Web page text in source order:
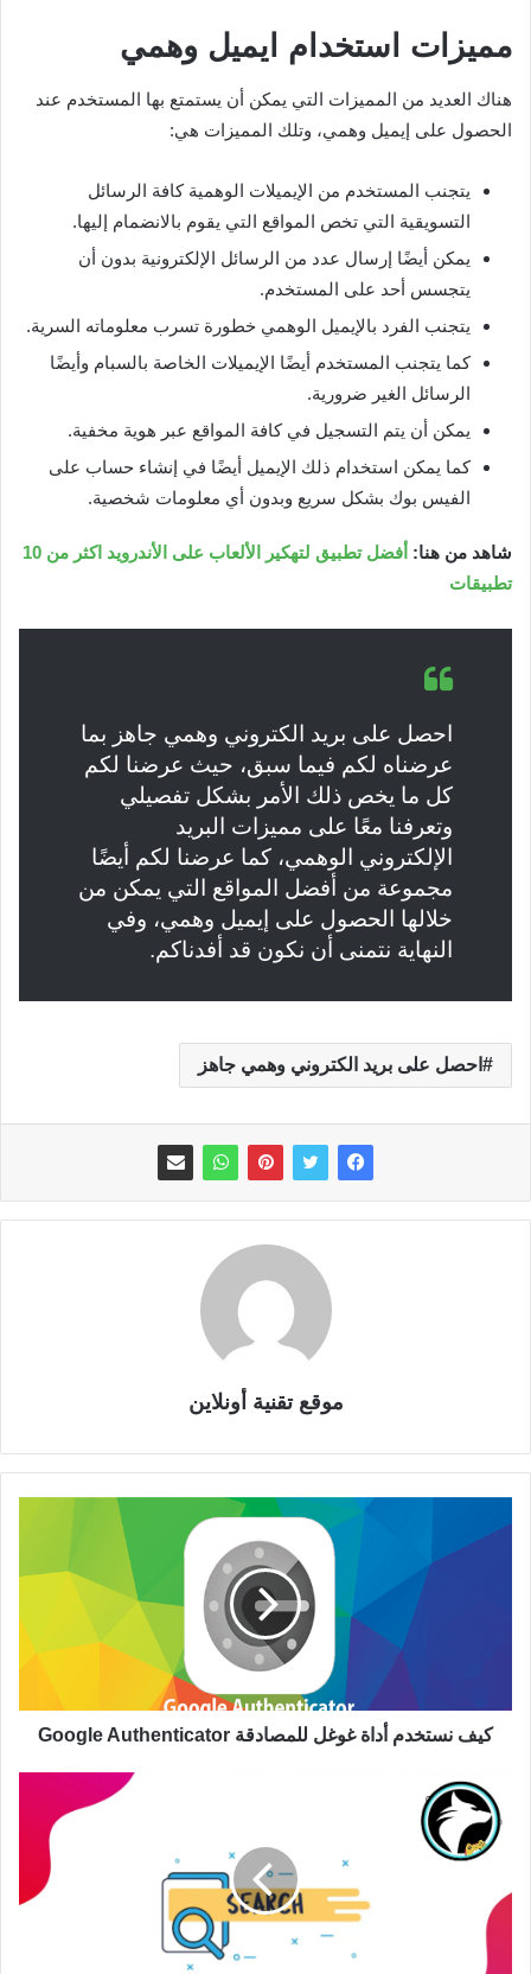
مميزات استخدام ايميل وهمي
هناك العديد من المميزات التي يمكن أن يستمتع بها المستخدم عند
الحصول على إيميل وهمي، وتلك المميزات هي:
يتجنب المستخدم من الإيميلات الوهمية كافة الرسائل
التسويقية التي تخص المواقع التي يقوم بالانضمام إليها.
يمكن أيضًا إرسال عدد من الرسائل الإلكترونية بدون أن
يتجسس أحد على المستخدم.
يتجنب الفرد بالإيميل الوهمي خطورة تسرب معلوماته السرية.
كما يتجنب المستخدم أيضًا الإيميلات الخاصة بالسبام وأيضًا
الرسائل الغير ضرورية.
يمكن أن يتم التسجيل في كافة المواقع عبر هوية مخفية.
كما يمكن استخدام ذلك الإيميل أيضًا في إنشاء حساب على
الفيس بوك بشكل سريع وبدون أي معلومات شخصية.
شاهد من هنا:
أفضل تطبيق لتهكير الألعاب على اﻷندرويد اكثر من 10
تطبيقات
احصل على بريد الكتروني وهمي جاهز بما
عرضناه لكم فيما سبق، حيث عرضنا لكم
كل ما يخص ذلك الأمر بشكل تفصيلي
وتعرفنا معًا على مميزات البريد
الإلكتروني الوهمي، كما عرضنا لكم أيضًا
مجموعة من أفضل المواقع التي يمكن من
خلالها الحصول على إيميل وهمي، وفي
النهاية نتمنى أن نكون قد أفدناكم.
احصل على بريد الكتروني وهمي جاهز
موقع تقنية أونلاين
كيف نستخدم أداة غوغل للمصادقة Google Authenticator